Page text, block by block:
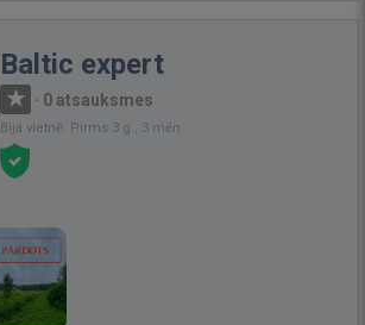
Baltic expert
· 0 atsauksmes
Bija vietnē: Pirms 3 g., 3 mēn.